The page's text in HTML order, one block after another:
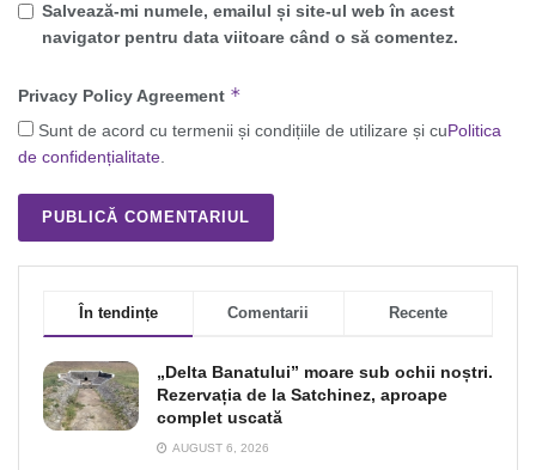
Salvează-mi numele, emailul și site-ul web în acest
navigator pentru data viitoare când o să comentez.
Privacy Policy Agreement *
Sunt de acord cu termenii și condițiile de utilizare și cuPolitica
de confidențialitate.
În tendințe Comentarii Recente
„Delta Banatului” moare sub ochii noștri.
Rezervația de la Satchinez, aproape
complet uscată
AUGUST 6, 2026